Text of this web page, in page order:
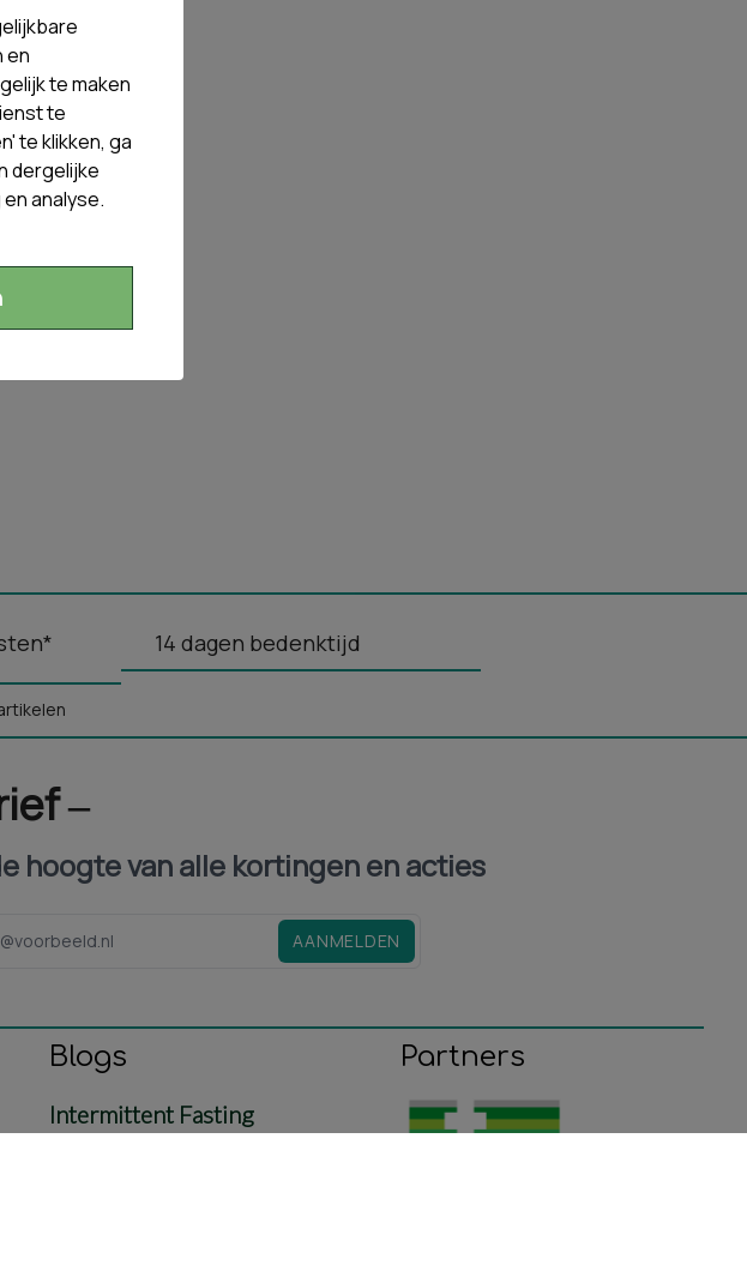
en
te maken
te
te klikken, ga
dergelijke
analyse.
14 dagen bedenktijd
‒
hoogte van alle kortingen en acties
AANMELDEN
Blogs
Intermittent Fasting
Partners